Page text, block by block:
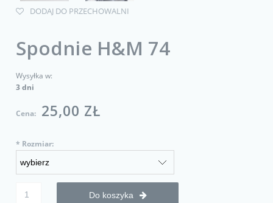
DODAJ DO PRZECHOWALNI
Spodnie H&M 74
Wysyłka w:
3 dni
Cena: 25,00 ZŁ
* Rozmiar:
Do koszyka